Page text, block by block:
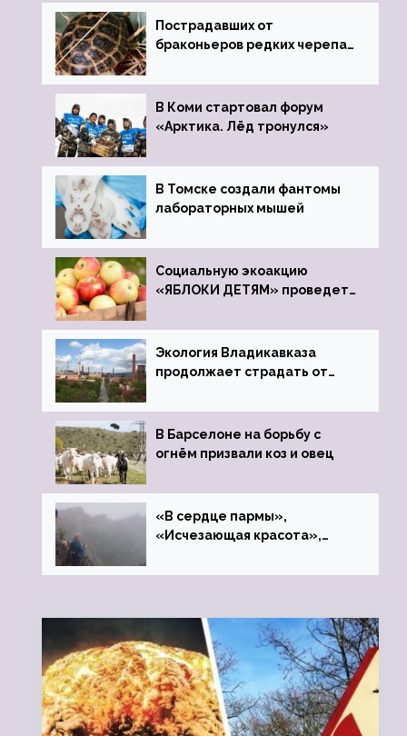
Пострадавших от
браконьеров редких черепах
зоопарк
В Коми стартовал форум
«Арктика. Лёд тронулся»
В Томске создали фантомы
лабораторных мышей
Социальную экоакцию
«ЯБЛОКИ ДЕТЯМ» проведет
Экология Владикавказа
продолжает страдать от
В Барселоне на борьбу с
огнём призвали коз и овец
«В сердце пармы»,
«Исчезающая красота»,